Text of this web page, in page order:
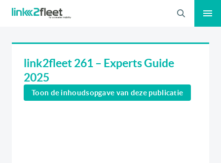
Zoeken
link2fleet 261 – Experts Guide
2025
Toon de inhoudsopgave van deze publicatie